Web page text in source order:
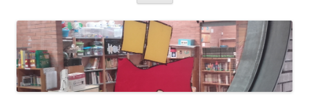
content